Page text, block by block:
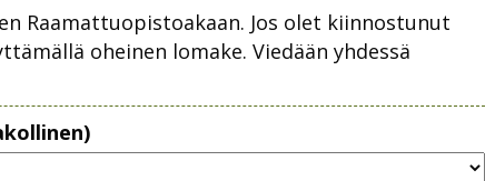
Raamattuopistoakaan. Jos olet kiinnostunut
oheinen lomake. Viedään yhdessä